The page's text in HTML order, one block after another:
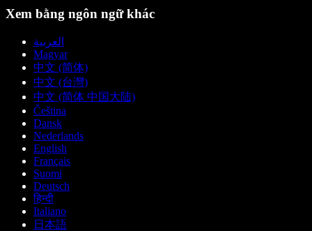
Xem bằng ngôn ngữ khác
العربية
Magyar
中文 (简体)
中文 (台灣)
中文 (简体 中国大陆)
Čeština
Dansk
Nederlands
English
Français
Suomi
Deutsch
हिन्दी
Italiano
日本語